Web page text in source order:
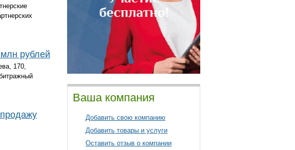
рублей
170,
Ваша компания
Добавить свою компанию
Добавить товары и услуги
Оставить отзыв о компании